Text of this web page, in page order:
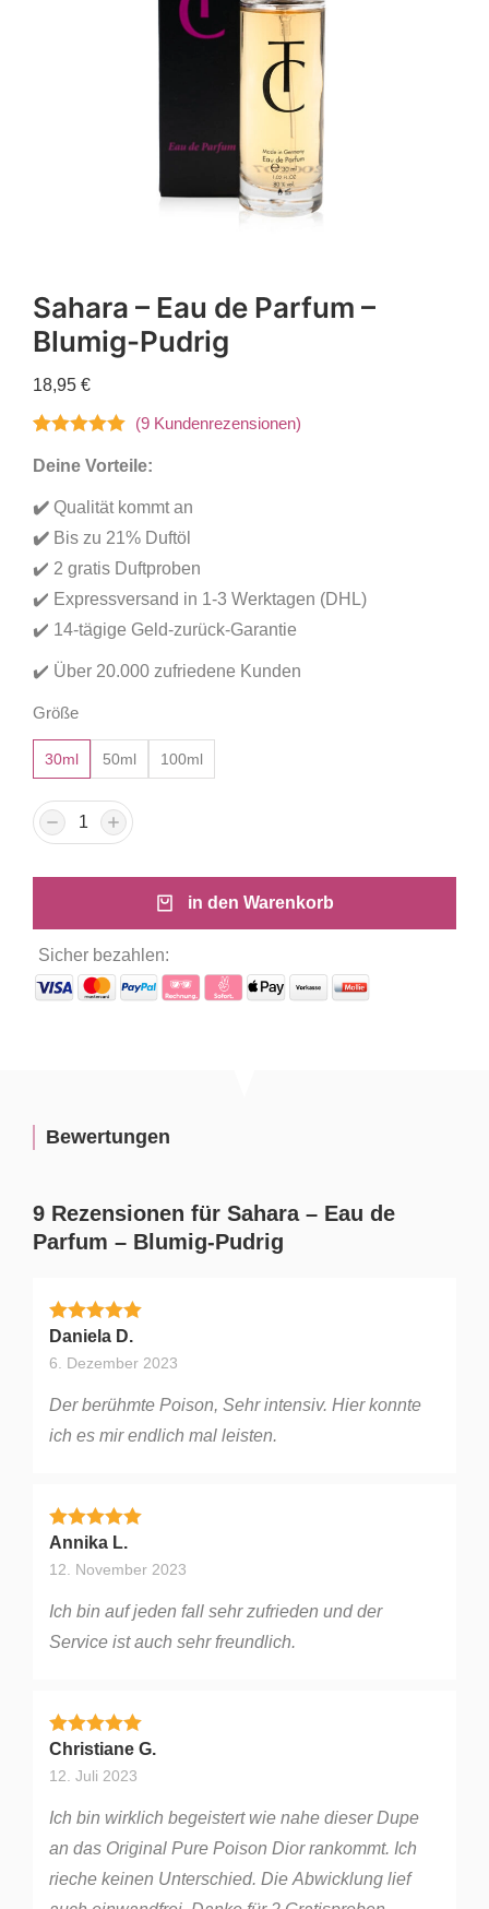
Sahara – Eau de Parfum –
Blumig-Pudrig
18,95 €
5.00von 5,
auf
Kundenbewertungen
(9 Kundenrezensionen)
Deine Vorteile:
✔️ Qualität kommt an
✔️ Bis zu 21% Duftöl
✔️ 2 gratis Duftproben
✔️ Expressversand in 1-3 Werktagen (DHL)
✔️ 14-tägige Geld-zurück-Garantie
✔️ Über 20.000 zufriedene Kunden
Größe
30ml 50ml 100ml
in den Warenkorb
Sicher bezahlen:
Bewertungen
9 Rezensionen für Sahara – Eau de
Parfum – Blumig-Pudrig
Bewertet mit
Daniela D.
6. Dezember 2023
Der berühmte Poison, Sehr intensiv. Hier konnte
ich es mir endlich mal leisten.
Bewertet mit
Annika L.
12. November 2023
Ich bin auf jeden fall sehr zufrieden und der
Service ist auch sehr freundlich.
Bewertet mit5von 5
Christiane G.
12. Juli 2023
Ich bin wirklich begeistert wie nahe dieser Dupe
an das Original Pure Poison Dior rankommt. Ich
rieche keinen Unterschied. Die Abwicklung lief